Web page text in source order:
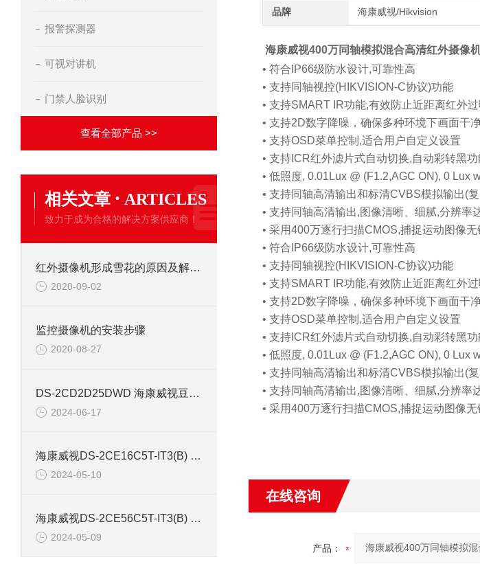
报警探测器
可视对讲机
门禁人脸识别
查看全部产品 >>
相关文章 · ARTICLES
致力于成为合格的解决方案供应商！
红外摄像机形成雪花的原因及解决办法
2020-09-02
监控摄像机的安装步骤
2020-08-27
DS-2CD2D25DWD 海康威视豆干型小孔摄像机
2024-06-17
海康威视DS-2CE16C5T-IT3(B) 130万红外防水同轴摄像机
2024-05-10
海康威视DS-2CE56C5T-IT3(B) 130万像素红外半球摄像机
2024-05-09
品牌 海康威视/Hikvision
海康威视400万同轴模拟混合高清红外摄像
• 符合IP66级防水设计,可靠性高
• 支持同轴视控(HIKVISION-C协议)功能
• 支持SMART IR功能,有效防止近距离红外
• 支持2D数字降噪，确保多种环境下画面干
• 支持OSD菜单控制,适合用户自定义设置
• 支持ICR红外滤片式自动切换,自动彩转黑
• 低照度, 0.01Lux @ (F1.2,AGC ON), 0 Lux
• 支持同轴高清输出和标清CVBS模拟输出(
• 支持同轴高清输出,图像清晰、细腻,分辨率
• 采用400万逐行扫描CMOS,捕捉运动图像无
• 符合IP66级防水设计,可靠性高
• 支持同轴视控(HIKVISION-C协议)功能
• 支持SMART IR功能,有效防止近距离红外
• 支持2D数字降噪，确保多种环境下画面干
• 支持OSD菜单控制,适合用户自定义设置
• 支持ICR红外滤片式自动切换,自动彩转黑
• 低照度, 0.01Lux @ (F1.2,AGC ON), 0 Lux
• 支持同轴高清输出和标清CVBS模拟输出(
• 支持同轴高清输出,图像清晰、细腻,分辨率
• 采用400万逐行扫描CMOS,捕捉运动图像无
在线咨询
产品：